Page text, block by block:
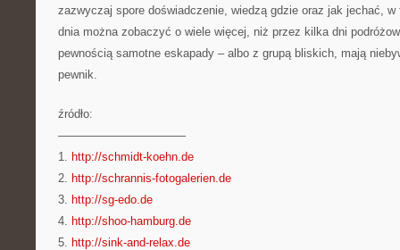
zazwyczaj spore doświadczenie, wiedzą gdzie oraz jak jechać,
dnia można zobaczyć o wiele więcej, niż przez kilka dni
pewnością samotne eskapady – albo z grupą bliskich, mają
pewnik.
źródło:
———————————
1. http://schmidt-koehn.de
2. http://schrannis-fotogalerien.de
3. http://sg-edo.de
4. http://shoo-hamburg.de
5. http://sink-and-relax.de